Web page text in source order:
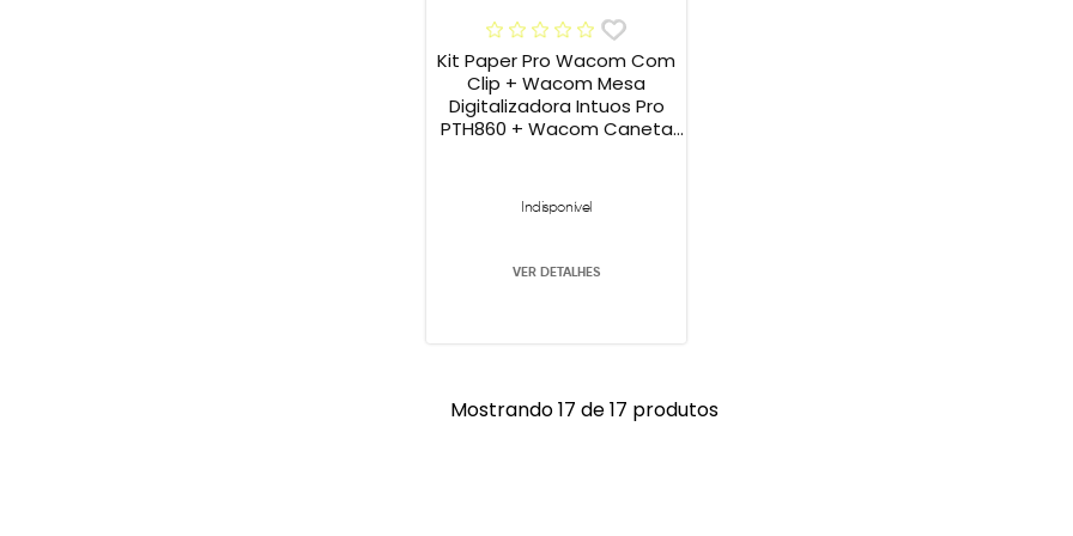
Kit Paper Pro Wacom Com
Clip + Wacom Mesa
Digitalizadora Intuos Pro
PTH860 + Wacom Caneta
Indisponível
VER DETALHES
Mostrando 17 de 17 produtos